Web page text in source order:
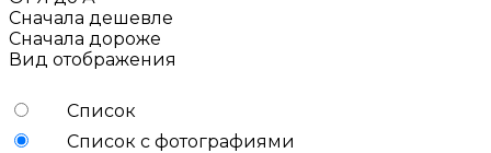
Сначала дешевле
Сначала дороже
Вид отображения
Список
Список с фотографиями